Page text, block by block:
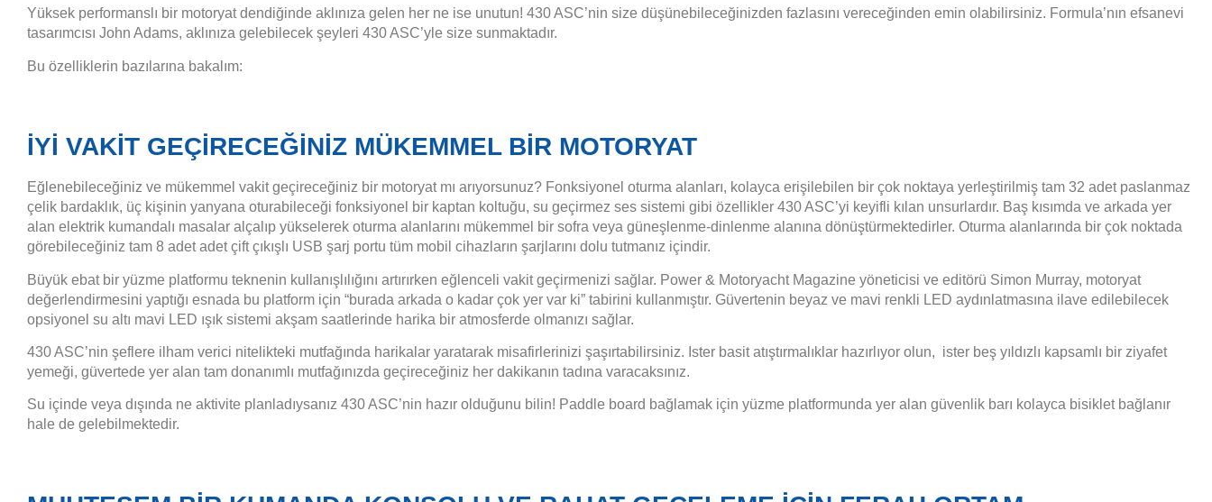
Yüksek performanslı bir motoryat dendiğinde aklınıza gelen her ne ise unutun! 430 ASC’nin size düşünebileceğinizden fazlasını vereceğinden emin olabilirsiniz. Formula’nın efsanevi
tasarımcısı John Adams, aklınıza gelebilecek şeyleri 430 ASC’yle size sunmaktadır.
Bu özelliklerin bazılarına bakalım:
İYİ VAKİT GEÇİRECEĞİNİZ MÜKEMMEL BİR MOTORYAT
Eğlenebileceğiniz ve mükemmel vakit geçireceğiniz bir motoryat mı arıyorsunuz? Fonksiyonel oturma alanları, kolayca erişilebilen bir çok noktaya yerleştirilmiş tam 32 adet paslanmaz
çelik bardaklık, üç kişinin yanyana oturabileceği fonksiyonel bir kaptan koltuğu, su geçirmez ses sistemi gibi özellikler 430 ASC’yi keyifli kılan unsurlardır. Baş kısımda ve arkada yer
alan elektrik kumandalı masalar alçalıp yükselerek oturma alanlarını mükemmel bir sofra veya güneşlenme-dinlenme alanına dönüştürmektedirler. Oturma alanlarında bir çok noktada
görebileceğiniz tam 8 adet adet çift çıkışlı USB şarj portu tüm mobil cihazların şarjlarını dolu tutmanız içindir.
Büyük ebat bir yüzme platformu teknenin kullanışlılığını artırırken eğlenceli vakit geçirmenizi sağlar. Power & Motoryacht Magazine yöneticisi ve editörü Simon Murray, motoryat
değerlendirmesini yaptığı esnada bu platform için “burada arkada o kadar çok yer var ki” tabirini kullanmıştır. Güvertenin beyaz ve mavi renkli LED aydınlatmasına ilave edilebilecek
opsiyonel su altı mavi LED ışık sistemi akşam saatlerinde harika bir atmosferde olmanızı sağlar.
430 ASC’nin şeflere ilham verici nitelikteki mutfağında harikalar yaratarak misafirlerinizi şaşırtabilirsiniz. Ister basit atıştırmalıklar hazırlıyor olun, ister beş yıldızlı kapsamlı bir ziyafet
yemeği, güvertede yer alan tam donanımlı mutfağınızda geçireceğiniz her dakikanın tadına varacaksınız.
Su içinde veya dışında ne aktivite planladıysanız 430 ASC’nin hazır olduğunu bilin! Paddle board bağlamak için yüzme platformunda yer alan güvenlik barı kolayca bisiklet bağlanır
hale de gelebilmektedir.